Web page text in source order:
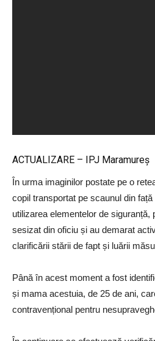
ACTUALIZARE – IPJ Maramureş
În urma imaginilor postate pe o
copil transportat pe scaunul din
utilizarea elementelor de
sesizat din oficiu și au demarat
clarificării stării de fapt și luării
Până în acest moment a fost
și mama acestuia, de 25 de ani,
contravențional pentru